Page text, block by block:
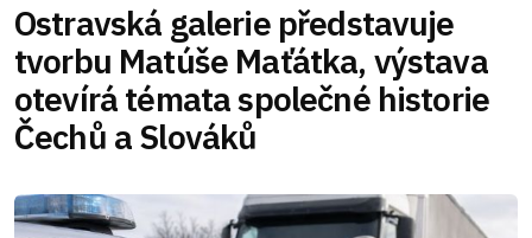
Ostravská galerie představuje
tvorbu Matúše Maťátka, výstava
otevírá témata společné historie
Čechů a Slováků